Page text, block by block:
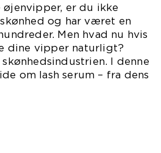
er du ikke
og har været en
Men hvad nu hvis
dine vipper naturligt?
I denne
om lash serum – fra dens